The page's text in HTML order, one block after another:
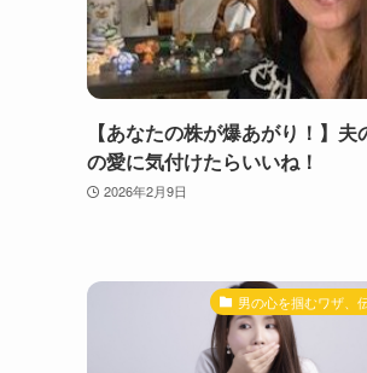
【あなたの株が爆あがり！】夫
の愛に気付けたらいいね！
2026年2月9日
男の心を掴むワザ、